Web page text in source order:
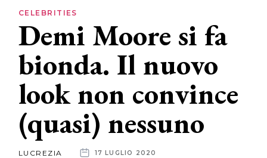
Lifestyle
News
News
dalle
CELEBRITIES
Demi Moore si fa
bionda. Il nuovo
look non convince
(quasi) nessuno
LUCREZIA 17 LUGLIO 2020